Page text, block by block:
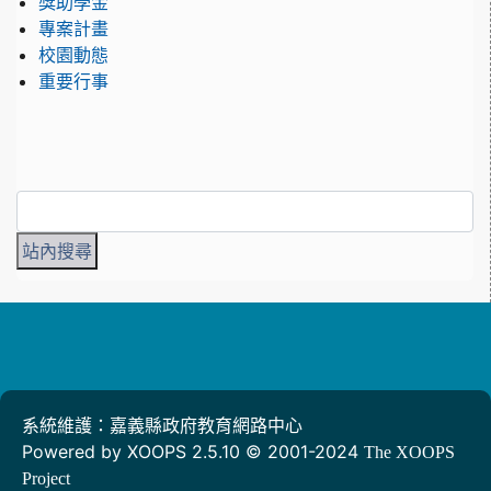
專案計畫
校園動態
重要行事
系統維護：嘉義縣政府教育網路中心
Powered by XOOPS 2.5.10 © 2001-2024 The XOOPS
Project